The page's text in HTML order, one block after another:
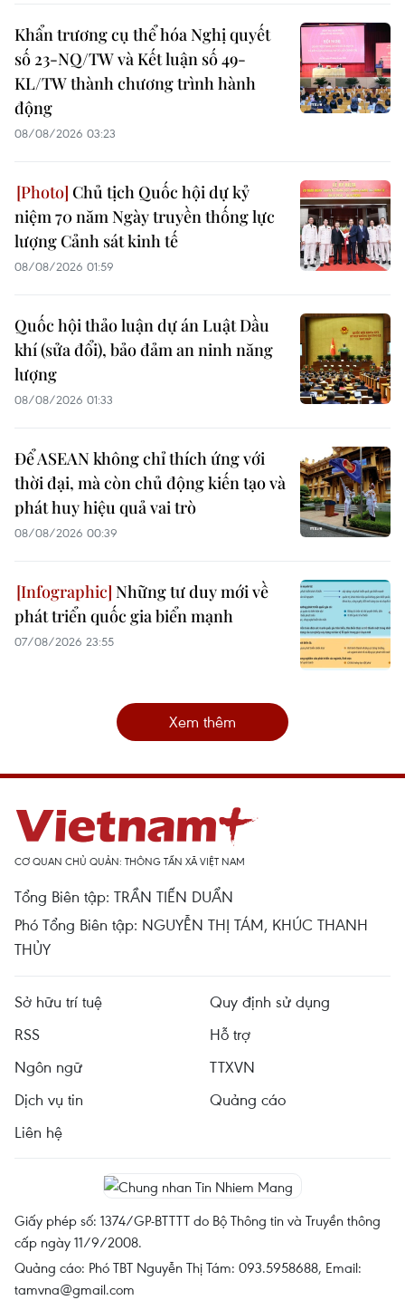
Khẩn trương cụ thể hóa Nghị quyết
số 23-NQ/TW và Kết luận số 49-
KL/TW thành chương trình hành
động
08/08/2026 03:23
Chủ tịch Quốc hội dự kỷ
niệm 70 năm Ngày truyền thống lực
lượng Cảnh sát kinh tế
08/08/2026 01:59
Quốc hội thảo luận dự án Luật Dầu
khí (sửa đổi), bảo đảm an ninh năng
lượng
08/08/2026 01:33
Để ASEAN không chỉ thích ứng với
thời đại, mà còn chủ động kiến tạo và
phát huy hiệu quả vai trò
08/08/2026 00:39
Những tư duy mới về
phát triển quốc gia biển mạnh
07/08/2026 23:55
Xem thêm
CƠ QUAN CHỦ QUẢN: THÔNG TẤN XÃ VIỆT NAM
Tổng Biên tập: TRẦN TIẾN DUẨN
Phó Tổng Biên tập: NGUYỄN THỊ TÁM, KHÚC THANH
THỦY
Sở hữu trí tuệ
Quy định sử dụng
RSS
Hỗ trợ
Ngôn ngữ
TTXVN
Dịch vụ tin
Quảng cáo
Liên hệ
Giấy phép số: 1374/GP-BTTTT do Bộ Thông tin và Truyền thông
cấp ngày 11/9/2008.
Quảng cáo: Phó TBT Nguyễn Thị Tám: 093.5958688, Email:
tamvna@gmail.com